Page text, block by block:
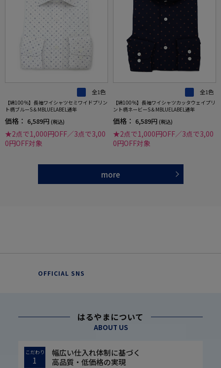
全1色
【綿100％】長袖ワイシャツセミワイドプリン
ト柄ブルーS＆MBLUELABEL通年
価格： 6,589円 (税込)
★2点で1,000円OFF／3点で3,00
0円OFF対象
全1色
【綿100％】長袖ワイシャツカッタウェイプリ
ント柄ネービーS＆MBLUELABEL通年
価格： 6,589円 (税込)
★2点で1,000円OFF／3点で3,00
0円OFF対象
more
OFFICIAL SNS
はるやまについて
ABOUT US
こだわり
1
幅広い仕入れ体制に基づく
高品質・低価格の実現